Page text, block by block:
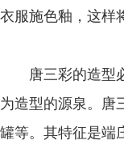
衣服施色釉，这样
唐三彩的造型必
为造型的源泉。唐
罐等。其特征是端